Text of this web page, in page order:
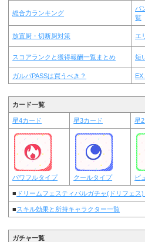
総合力ランキング
バ
覧
放置厨・切断厨対策 エ
スコアランクと獲得報酬一覧まとめ 短
ガルパPASSは買うべき？
カード一覧
星4カード 星3カード 星
パワフルタイプ クールタイプ ピ
■ ドリームフェスティバルガチャ(ドリフェス
■スキル効果と所持キャラクター一覧
ガチャ一覧